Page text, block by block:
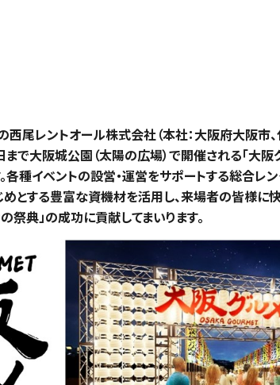
尾レントオール株式会社（本社：大阪府大阪市、
で大阪城公園（太陽の広場）で開催される「
各種イベントの設営・運営をサポートする総合レ
とする豊富な資機材を活用し、来場者の皆様に
祭典」の成功に貢献してまいります。